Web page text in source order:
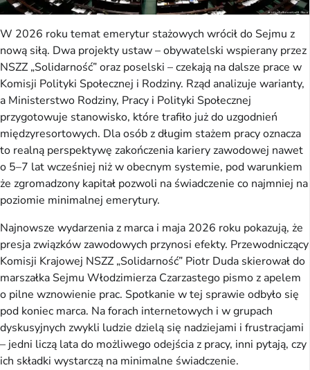
W 2026 roku temat emerytur stażowych wrócił do Sejmu z
nową siłą. Dwa projekty ustaw – obywatelski wspierany przez
NSZZ „Solidarność” oraz poselski – czekają na dalsze prace w
Komisji Polityki Społecznej i Rodziny. Rząd analizuje warianty,
a Ministerstwo Rodziny, Pracy i Polityki Społecznej
przygotowuje stanowisko, które trafiło już do uzgodnień
międzyresortowych. Dla osób z długim stażem pracy oznacza
to realną perspektywę zakończenia kariery zawodowej nawet
o 5–7 lat wcześniej niż w obecnym systemie, pod warunkiem
że zgromadzony kapitał pozwoli na świadczenie co najmniej na
poziomie minimalnej emerytury.
Najnowsze wydarzenia z marca i maja 2026 roku pokazują, że
presja związków zawodowych przynosi efekty. Przewodniczący
Komisji Krajowej NSZZ „Solidarność” Piotr Duda skierował do
marszałka Sejmu Włodzimierza Czarzastego pismo z apelem
o pilne wznowienie prac. Spotkanie w tej sprawie odbyło się
pod koniec marca. Na forach internetowych i w grupach
dyskusyjnych zwykli ludzie dzielą się nadziejami i frustracjami
– jedni liczą lata do możliwego odejścia z pracy, inni pytają, czy
ich składki wystarczą na minimalne świadczenie.